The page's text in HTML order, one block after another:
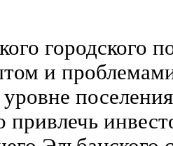
городского
и
привлечь